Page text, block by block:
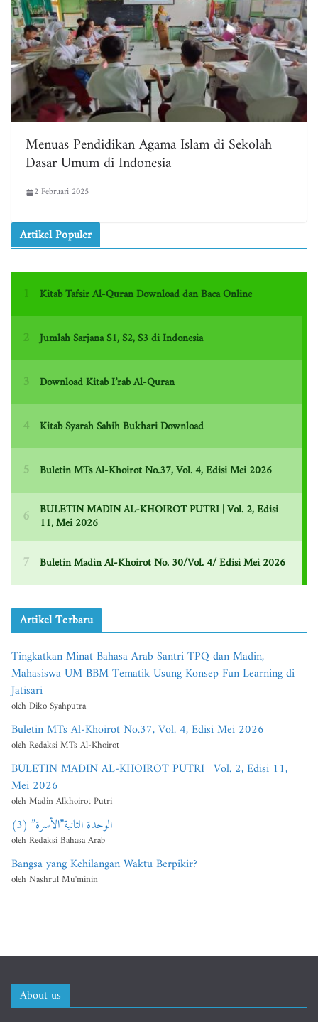
Menuas Pendidikan Agama Islam di Sekolah
Dasar Umum di Indonesia
2 Februari 2025
Artikel Populer
Artikel Terbaru
Tingkatkan Minat Bahasa Arab Santri TPQ dan Madin,
Mahasiswa UM BBM Tematik Usung Konsep Fun Learning di
Jatisari
oleh Diko Syahputra
Buletin MTs Al-Khoirot No.37, Vol. 4, Edisi Mei 2026
oleh Redaksi MTs Al-Khoirot
BULETIN MADIN AL-KHOIROT PUTRI | Vol. 2, Edisi 11,
Mei 2026
oleh Madin Alkhoirot Putri
الوحدة الثانية”الأسرة” (3)
oleh Redaksi Bahasa Arab
Bangsa yang Kehilangan Waktu Berpikir?
oleh Nashrul Mu'minin
About us